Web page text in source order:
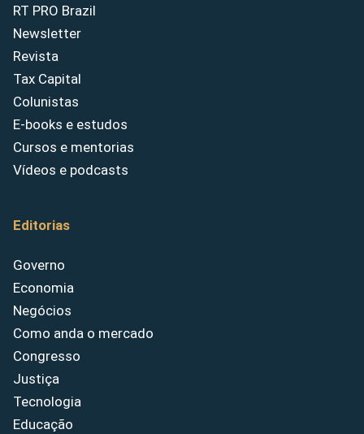
RT PRO Brazil
Newsletter
Revista
Tax Capital
Colunistas
E-books e estudos
Cursos e mentorias
Vídeos e podcasts
Editorias
Governo
Economia
Negócios
Como anda o mercado
Congresso
Justiça
Tecnologia
Educação